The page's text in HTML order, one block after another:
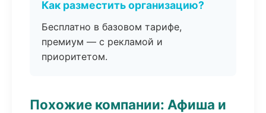
Как разместить организацию?
Бесплатно в базовом тарифе,
премиум — с рекламой и
приоритетом.
Похожие компании: Афиша и